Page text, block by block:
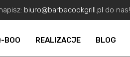
biuro@barbecookgrill.pl do nas!
BOO REALIZACJE BLOG